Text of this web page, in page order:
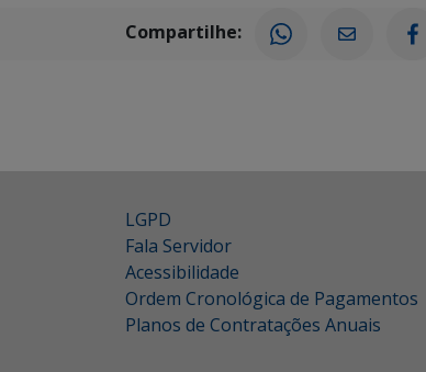
Compartilhe:
LGPD
Fala Servidor
Acessibilidade
Ordem Cronológica de Pagamentos
Planos de Contratações Anuais